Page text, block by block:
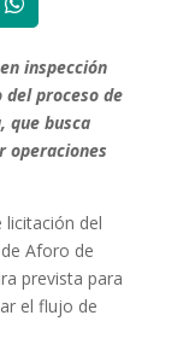
inspección
proceso de
que busca
operaciones
licitación del
Aforo de
prevista para
el flujo de